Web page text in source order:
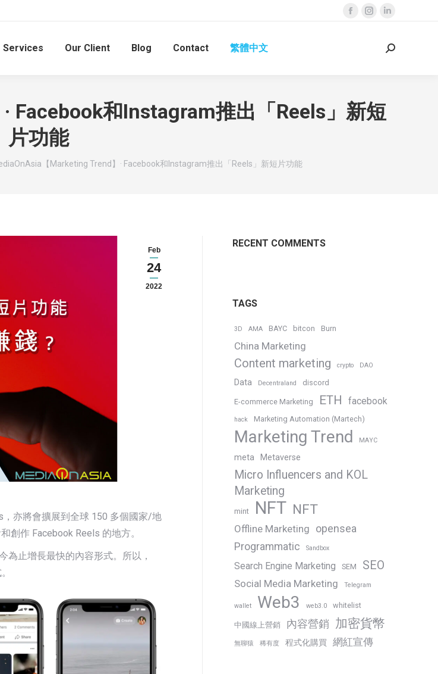
Facebook
Instagram
opens
Linkedin
opens
Services Our Client Blog Contact 繁體中文 Search:
Facebook和Instagram推出「Reels」新短
片功能
【Marketing Trend】· Facebook和Instagram推出「Reels」新短片功能
Feb
24
2022
亦將會擴展到全球 150 多個國家/地
創作 Facebook Reels 的地方。
為止增長最快的內容形式。所以，
RECENT COMMENTS
TAGS
3D AMA BAYC bitcon Burn
China Marketing
Content marketing crypto DAO
Data Decentraland discord
E-commerce Marketing ETH facebook
hack Marketing Automation (Martech)
Marketing Trend MAYC
meta Metaverse
Micro Influencers and KOL
Marketing
mint NFT NFT
Offline Marketing opensea
Programmatic
Sandbox
Search Engine Marketing SEM SEO
Social Media Marketing Telegram
wallet Web3 web3.0 whitelist
中國線上營銷 內容營銷 加密貨幣
無聊猿 稀有度 程式化購買 網紅宣傳